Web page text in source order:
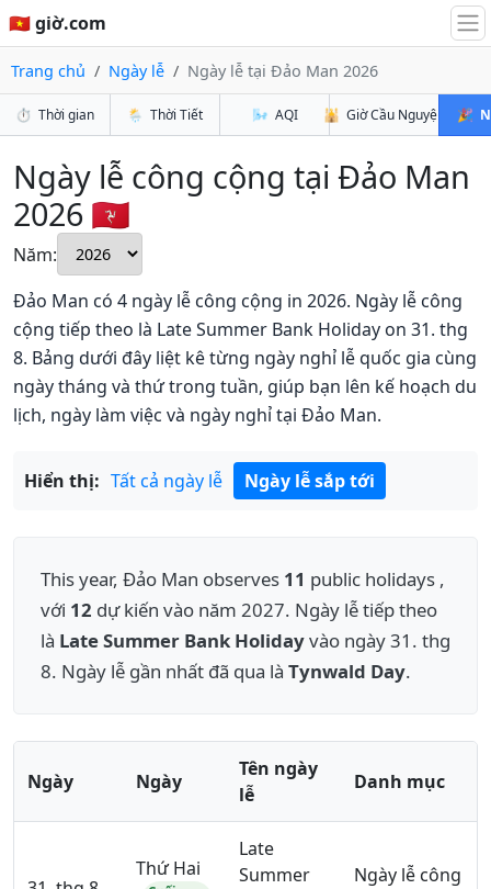
🇻🇳 giờ.com
Trang chủ Ngày lễ Ngày lễ tại Đảo Man 2026
⏱️ Thời gian 🌦️ Thời Tiết 🌬️ AQI 🕌 Giờ Cầu Nguyện 🎉
Ngày lễ công cộng tại Đảo Man
2026 🇮🇲
Năm:
Đảo Man có 4 ngày lễ công cộng in 2026. Ngày lễ công
cộng tiếp theo là Late Summer Bank Holiday on 31. thg
8. Bảng dưới đây liệt kê từng ngày nghỉ lễ quốc gia cùng
ngày tháng và thứ trong tuần, giúp bạn lên kế hoạch du
lịch, ngày làm việc và ngày nghỉ tại Đảo Man.
Hiển thị: Tất cả ngày lễ Ngày lễ sắp tới
This year, Đảo Man observes 11 public holidays ,
với 12 dự kiến vào năm 2027. Ngày lễ tiếp theo
là Late Summer Bank Holidayvào ngày 31. thg
8. Ngày lễ gần nhất đã qua là Tynwald Day.
Ngày Ngày
Tên ngày
lễ
Danh mục
Thứ Hai
Late
Summer
Ngày lễ công